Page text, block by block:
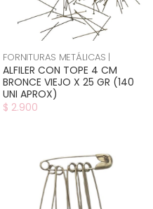
FORNITURAS METÁLICAS |
ALFILER CON TOPE 4 CM
BRONCE VIEJO X 25 GR (140
UNI APROX)
$ 2.900